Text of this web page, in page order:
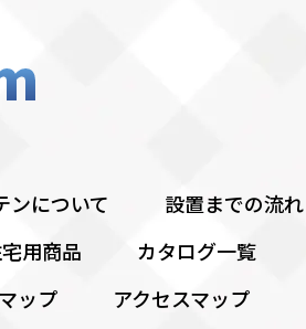
ンについて
設置までの流れ
用商品 カタログ一覧
ップ アクセスマップ